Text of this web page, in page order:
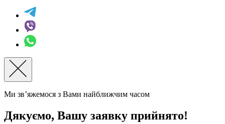
Ми зв’яжемося з Вами найближчим часом
Дякуємо, Вашу заявку прийнято!